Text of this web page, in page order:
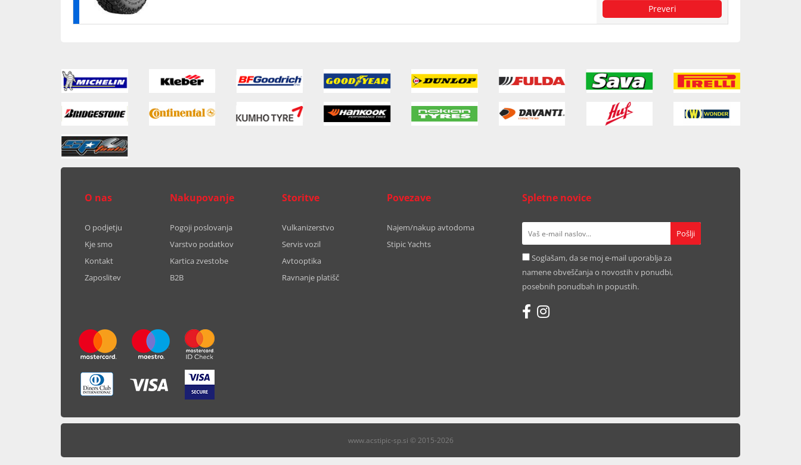
O nas
O podjetju
Kje smo
Kontakt
Zaposlitev
Nakupovanje
Pogoji poslovanja
Varstvo podatkov
Kartica zvestobe
B2B
Storitve
Vulkanizerstvo
Servis vozil
Avtooptika
Ravnanje platišč
Povezave
Najem/nakup avtodoma
Stipic Yachts
Spletne novice
Soglašam, da se moj e-mail uporablja za
namene obveščanja o novostih v ponudbi,
posebnih ponudbah in popustih.
www.acstipic-sp.si © 2015-2026